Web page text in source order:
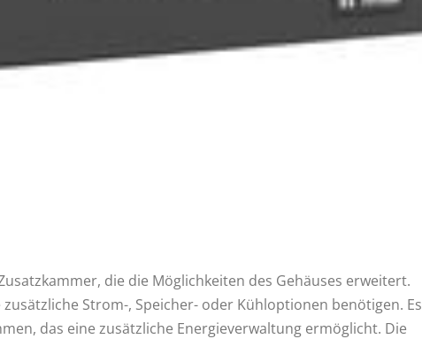
die die Möglichkeiten des Gehäuses erweitert.
Strom-, Speicher- oder Kühloptionen benötigen. Es
das eine zusätzliche Energieverwaltung ermöglicht. Die